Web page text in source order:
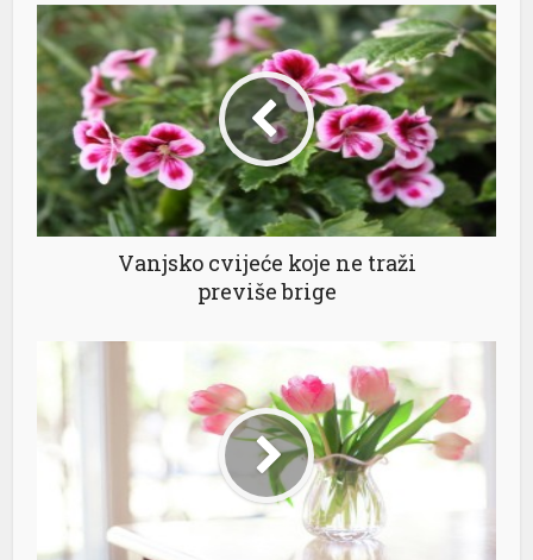
Vanjsko cvijeće koje ne traži
previše brige